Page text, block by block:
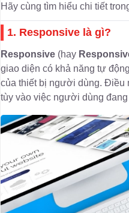
Hãy cùng tìm hiểu chi tiết
1. Responsive là gì?
Responsive (hay
giao diện có khả năng tự
của thiết bị người dùng. Điều
tùy vào việc người dùng